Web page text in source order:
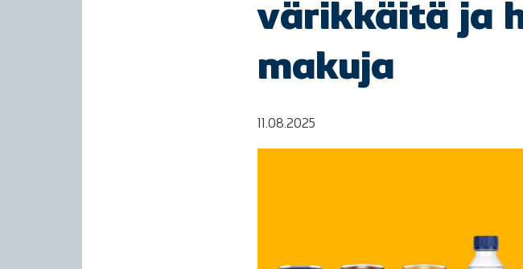
värikkäitä ja
makuja
11.08.2025